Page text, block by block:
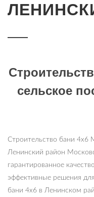
сельское
Строительство бани 4х6
Ленинский район
гарантированное
эффективные решения
бани 4х6 в Ленинском